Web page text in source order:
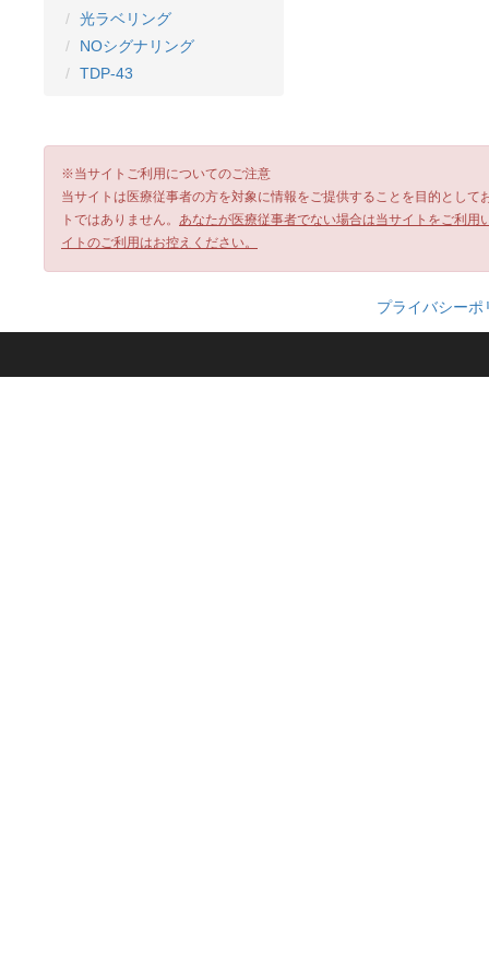
光ラベリング
NOシグナリング
TDP-43
※当サイトご利用についてのご注意
当サイトは医療従事者の方を対象に情報をご提供することを目的とし
トではありません。 あなたが医療従事者でない場合は当サイトをご利
イトのご利用はお控えください。
プライバシーポ